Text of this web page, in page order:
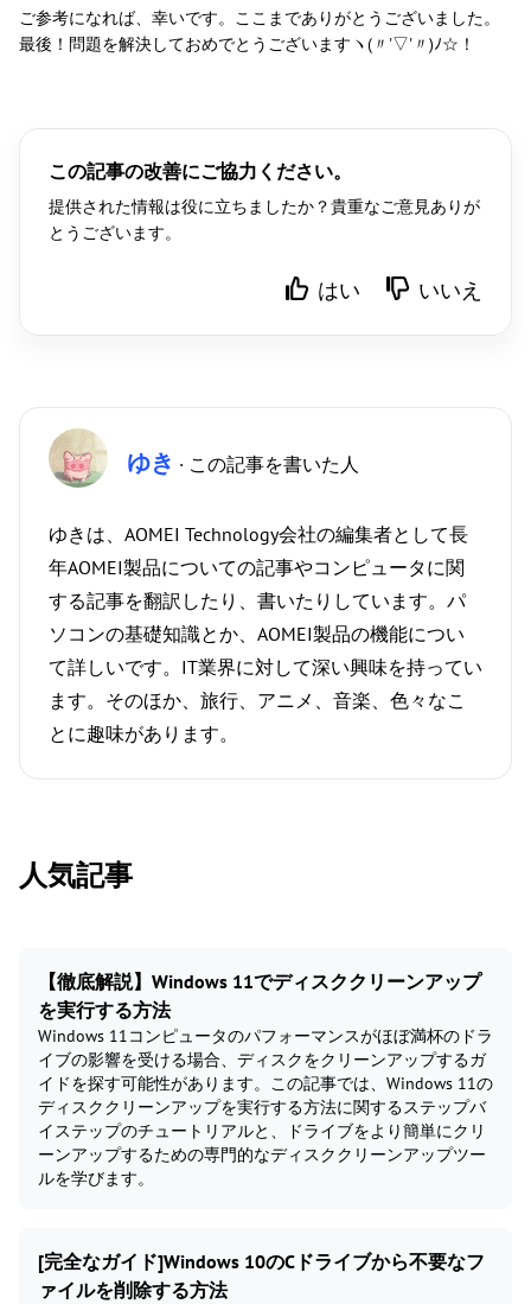
ご参考になれば、幸いです。ここまでありがとうございました。
最後！問題を解決しておめでとうございますヽ(〃'▽'〃)ﾉ☆！
この記事の改善にご協力ください。
提供された情報は役に立ちましたか？貴重なご意見ありが
とうございます。
はい いいえ
ゆき · この記事を書いた人
ゆきは、AOMEI Technology会社の編集者として長
年AOMEI製品についての記事やコンピュータに関
する記事を翻訳したり、書いたりしています。パ
ソコンの基礎知識とか、AOMEI製品の機能につい
て詳しいです。IT業界に対して深い興味を持ってい
ます。そのほか、旅行、アニメ、音楽、色々なこ
とに趣味があります。
人気記事
【徹底解説】Windows 11でディスククリーンアップ
を実行する方法
Windows 11コンピュータのパフォーマンスがほぼ満杯のドラ
イブの影響を受ける場合、ディスクをクリーンアップするガ
イドを探す可能性があります。この記事では、Windows 11の
ディスククリーンアップを実行する方法に関するステップバ
イステップのチュートリアルと、ドライブをより簡単にクリ
ーンアップするための専門的なディスククリーンアップツー
ルを学びます。
[完全なガイド]Windows 10のCドライブから不要なフ
ァイルを削除する方法